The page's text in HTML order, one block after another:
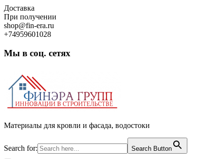
Skip
to
content
Доставка
При получении
shop@fin-era.ru
+74959601028
Мы в соц. сетях
Материалы для кровли и фасада, водостоки
Search for: Search Button